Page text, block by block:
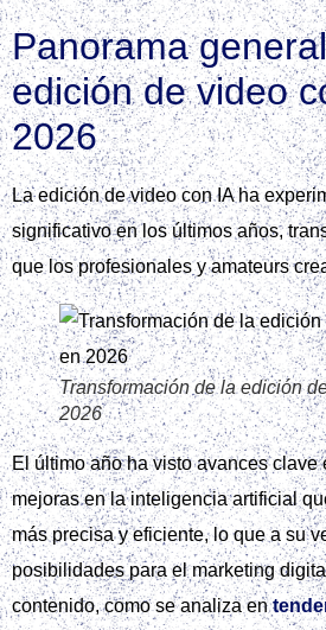
Panorama
edición de video
2026
La edición de video con IA ha
significativo en los últimos años,
que los profesionales y amateurs
Transformación de la edición
2026
El último año ha visto avances clave
mejoras en la inteligencia artificial
más precisa y eficiente, lo que a su
posibilidades para el marketing
contenido, como se analiza en